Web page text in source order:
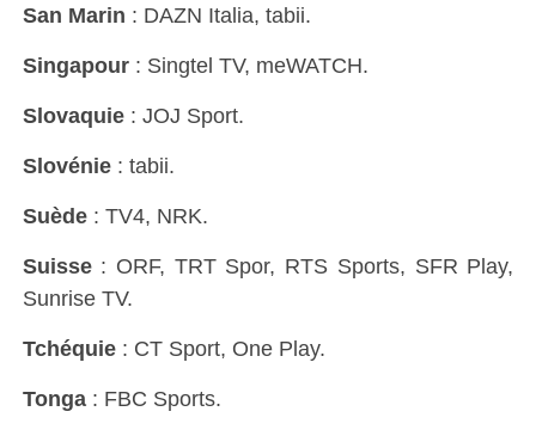
San Marin : DAZN Italia, tabii.
Singapour : Singtel TV, meWATCH.
Slovaquie : JOJ Sport.
Slovénie : tabii.
Suède : TV4, NRK.
Suisse : ORF, TRT Spor, RTS Sports, SFR Play,
Sunrise TV.
Tchéquie : CT Sport, One Play.
Tonga : FBC Sports.